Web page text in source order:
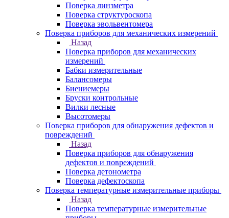
Поверка линзметра
Поверка структуроскопа
Поверка эвольвентомера
Поверка приборов для механических измерений
Назад
Поверка приборов для механических
измерений
Бабки измерительные
Балансомеры
Биениемеры
Бруски контрольные
Вилки лесные
Высотомеры
Поверка приборов для обнаружения дефектов и
повреждений
Назад
Поверка приборов для обнаружения
дефектов и повреждений
Поверка детонометра
Поверка дефектоскопа
Поверка температурные измерительные приборы
Назад
Поверка температурные измерительные